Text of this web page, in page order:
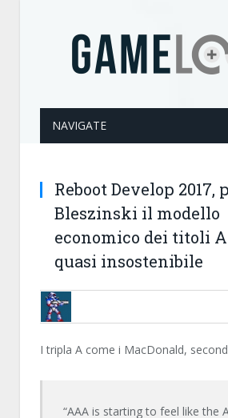
NAVIGATE
Reboot Develop 2017,
Bleszinski il modello
economico dei titoli
quasi insostenibile
BRUNOB
I tripla A come i MacDonald,
“AAA is starting to feel like the